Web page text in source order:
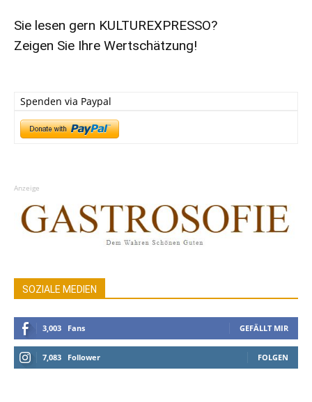
Sie lesen gern KULTUREXPRESSO?
Zeigen Sie Ihre Wertschätzung!
Spenden via Paypal
Anzeige
SOZIALE MEDIEN
3,003 Fans GEFÄLLT MIR
7,083 Follower FOLGEN